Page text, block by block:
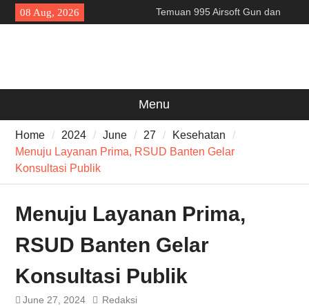
Skip
to
08 Aug, 2026
Temuan 995 Airsoft Gun dan
Narkoba di Sekolah Kebayoran
Masyarakat”
Menu
Home 2024 June 27
Kesehatan
Menuju Layanan Prima, RSUD Banten Gelar
Konsultasi Publik
Menuju Layanan Prima,
RSUD Banten Gelar
Konsultasi Publik
June 27, 2024 Redaksi